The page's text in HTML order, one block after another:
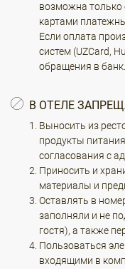
возможна только
картами
Если оплата
систем (UZCard,
обращения в банк.
В ОТЕЛЕ
Выносить из
продукты
согласования с
Приносить и
материалы и
Оставлять в
заполняли и не
гостя), а также
Пользоваться
входящими в